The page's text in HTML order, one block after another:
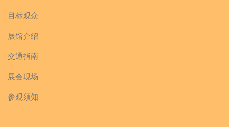
目标观众
展馆介绍
交通指南
展会现场
参观须知